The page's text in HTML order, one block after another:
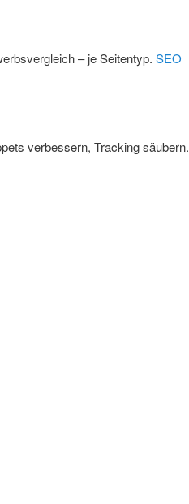
– je Seitentyp. SEO
verbessern, Tracking säubern.